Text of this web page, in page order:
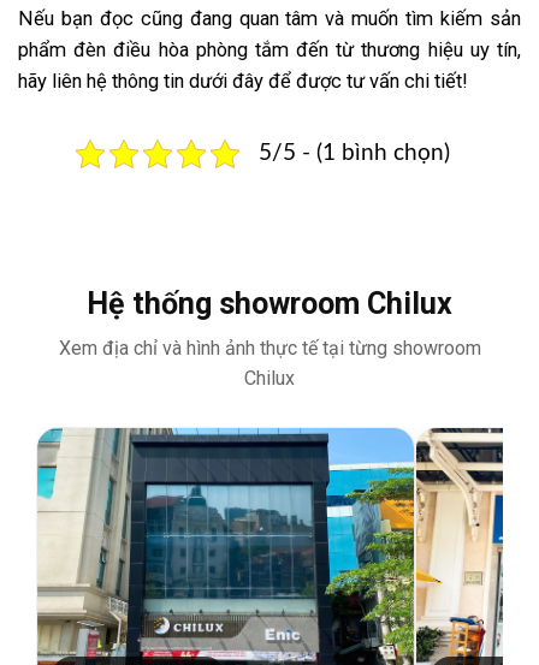
Nếu bạn đọc cũng đang quan tâm và muốn tìm kiếm sản
phẩm đèn điều hòa phòng tắm đến từ thương hiệu uy tín,
hãy liên hệ thông tin dưới đây để được tư vấn chi tiết!
5/5 - (1 bình chọn)
Hệ thống showroom Chilux
Xem địa chỉ và hình ảnh thực tế tại từng showroom
Chilux